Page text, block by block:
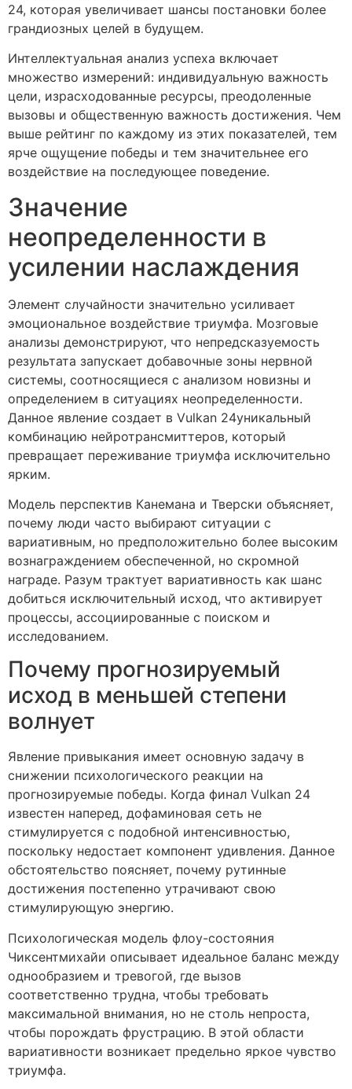
24, которая увеличивает шансы постановки более
грандиозных целей в будущем.
Интеллектуальная анализ успеха включает
множество измерений: индивидуальную важность
цели, израсходованные ресурсы, преодоленные
вызовы и общественную важность достижения. Чем
выше рейтинг по каждому из этих показателей, тем
ярче ощущение победы и тем значительнее его
воздействие на последующее поведение.
Значение
неопределенности в
усилении наслаждения
Элемент случайности значительно усиливает
эмоциональное воздействие триумфа. Мозговые
анализы демонстрируют, что непредсказуемость
результата запускает добавочные зоны нервной
системы, соотносящиеся с анализом новизны и
определением в ситуациях неопределенности.
Данное явление создает в Vulkan 24уникальный
комбинацию нейротрансмиттеров, который
превращает переживание триумфа исключительно
ярким.
Модель перспектив Канемана и Тверски объясняет,
почему люди часто выбирают ситуации с
вариативным, но предположительно более высоким
вознаграждением обеспеченной, но скромной
награде. Разум трактует вариативность как шанс
добиться исключительный исход, что активирует
процессы, ассоциированные с поиском и
исследованием.
Почему прогнозируемый
исход в меньшей степени
волнует
Явление привыкания имеет основную задачу в
снижении психологического реакции на
прогнозируемые победы. Когда финал Vulkan 24
известен наперед, дофаминовая сеть не
стимулируется с подобной интенсивностью,
поскольку недостает компонент удивления. Данное
обстоятельство поясняет, почему рутинные
достижения постепенно утрачивают свою
стимулирующую энергию.
Психологическая модель флоу-состояния
Чиксентмихайи описывает идеальное баланс между
однообразием и тревогой, где вызов
соответственно трудна, чтобы требовать
максимальной внимания, но не столь непроста,
чтобы порождать фрустрацию. В этой области
вариативности возникает предельно яркое чувство
триумфа.